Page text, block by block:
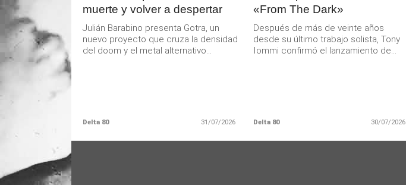
muerte y volver a despertar
Julián Barabino presenta Gotra, un
nuevo proyecto que cruza la densidad
del doom y el metal alternativo...
Delta 80 31/07/2026
«From The Dark»
Después de más de veinte años
desde su último trabajo solista, Tony
Iommi confirmó el lanzamiento de...
Delta 80 30/07/2026